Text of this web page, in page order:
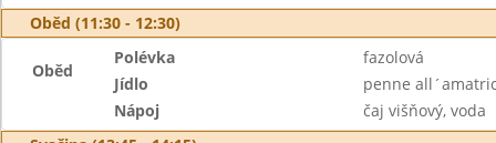
Oběd (11:30 - 12:30)
Oběd
Polévka
fazolová
Jídlo
penne
Nápoj
čaj višňový, voda